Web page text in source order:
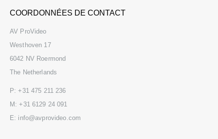
€9.500,00
€3.750,00
COORDONNÉES DE CONTACT
AV ProVideo
Westhoven 17
6042 NV Roermond
The Netherlands
P:+31 475 211 236
M:+31 6129 24 091
E: info@avprovideo.com